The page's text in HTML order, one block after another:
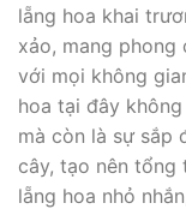
lẵng hoa khai
xảo, mang phong
với mọi không
hoa tại đây
mà còn là sự sắp
cây, tạo nên tổng
lẵng hoa nhỏ